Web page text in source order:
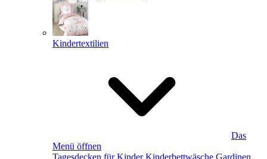
Kindertextilien
Das
Menü öffnen
Tagesdecken für Kinder Kinderbettwäsche Gardinen